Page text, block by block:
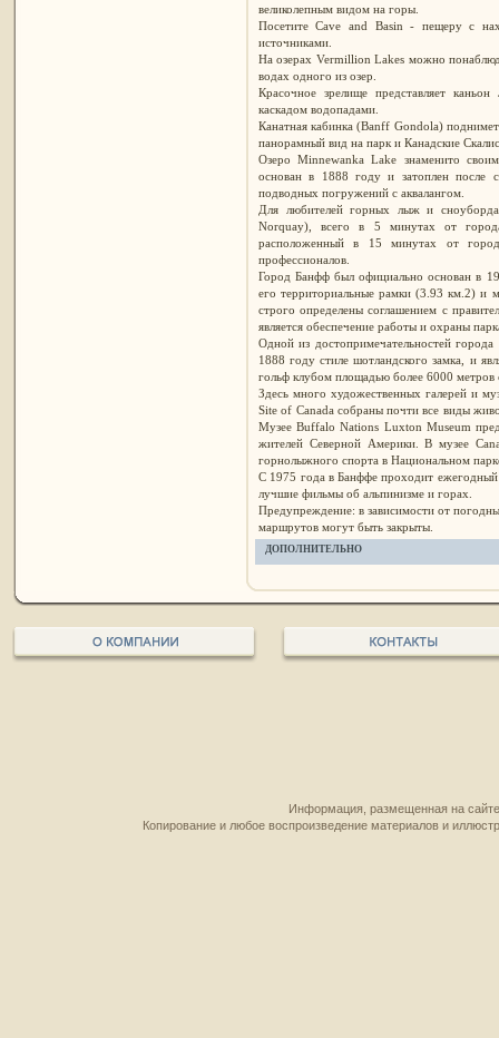
великолепным видом на горы.
Посетите Cave and Basin - пещеру с
источниками.
На озерах Vermillion Lakes можно
водах одного из озер.
Красочное зрелище представляет
каскадом водопадами.
Канатная кабинка (Banff Gondola)
панорамный вид на парк и Канадские
Озеро Minnewanka Lake знаменито
основан в 1888 году и затоплен после
подводных погружений с аквалангом.
Для любителей горных лыж и
Norquay), всего в 5 минутах от
расположенный в 15 минутах от
профессионалов.
Город Банфф был официально основан в
его территориальные рамки (3.93 км.2) и
строго определены соглашением с
является обеспечение работы и охраны
Одной из достопримечательностей
1888 году стиле шотландского замка, и
гольф клубом площадью более 6000 метров
Здесь много художественных галерей и
Site of Canada собраны почти все виды
Музее Buffalo Nations Luxton Museum
жителей Северной Америки. В музее
горнолыжного спорта в Национальном
С 1975 года в Банффе проходит
лучшие фильмы об альпинизме и горах.
Предупреждение: в зависимости от
маршрутов могут быть закрыты.
ДОПОЛНИТЕЛЬНО
Информация, размещенная на
Копирование и любое воспроизведение материалов и